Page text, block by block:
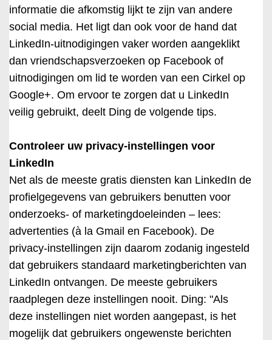
informatie die afkomstig lijkt te zijn van andere
social media. Het ligt dan ook voor de hand dat
LinkedIn-uitnodigingen vaker worden aangeklikt
dan vriendschapsverzoeken op Facebook of
uitnodigingen om lid te worden van een Cirkel op
Google+. Om ervoor te zorgen dat u LinkedIn
veilig gebruikt, deelt Ding de volgende tips.
Controleer uw privacy-instellingen voor
LinkedIn
Net als de meeste gratis diensten kan LinkedIn de
profielgegevens van gebruikers benutten voor
onderzoeks- of marketingdoeleinden – lees:
advertenties (à la Gmail en Facebook). De
privacy-instellingen zijn daarom zodanig ingesteld
dat gebruikers standaard marketingberichten van
LinkedIn ontvangen. De meeste gebruikers
raadplegen deze instellingen nooit. Ding: "Als
deze instellingen niet worden aangepast, is het
mogelijk dat gebruikers ongewenste berichten